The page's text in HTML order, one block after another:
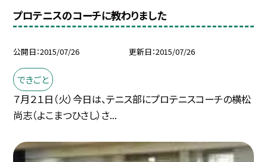
プロテニスのコーチに教わりました
公開日 2015/07/26 更新日 2015/07/26
できごと
７月２１日（火）今日は、テニス部にプロテニスコーチの横松
尚志（よこまつひさし）さ...